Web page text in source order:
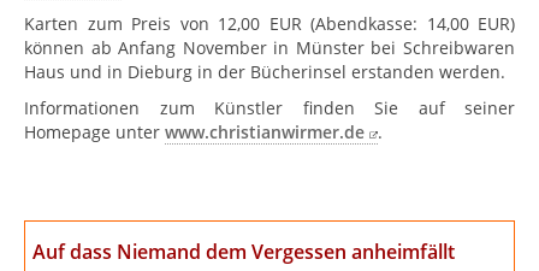
Karten zum Preis von 12,00 EUR (Abendkasse: 14,00 EUR)
können ab Anfang November in Münster bei Schreibwaren
Haus und in Dieburg in der Bücherinsel erstanden werden.
Informationen zum Künstler finden Sie auf seiner
Homepage unter www.christianwirmer.de .
Auf dass Niemand dem Vergessen anheimfällt